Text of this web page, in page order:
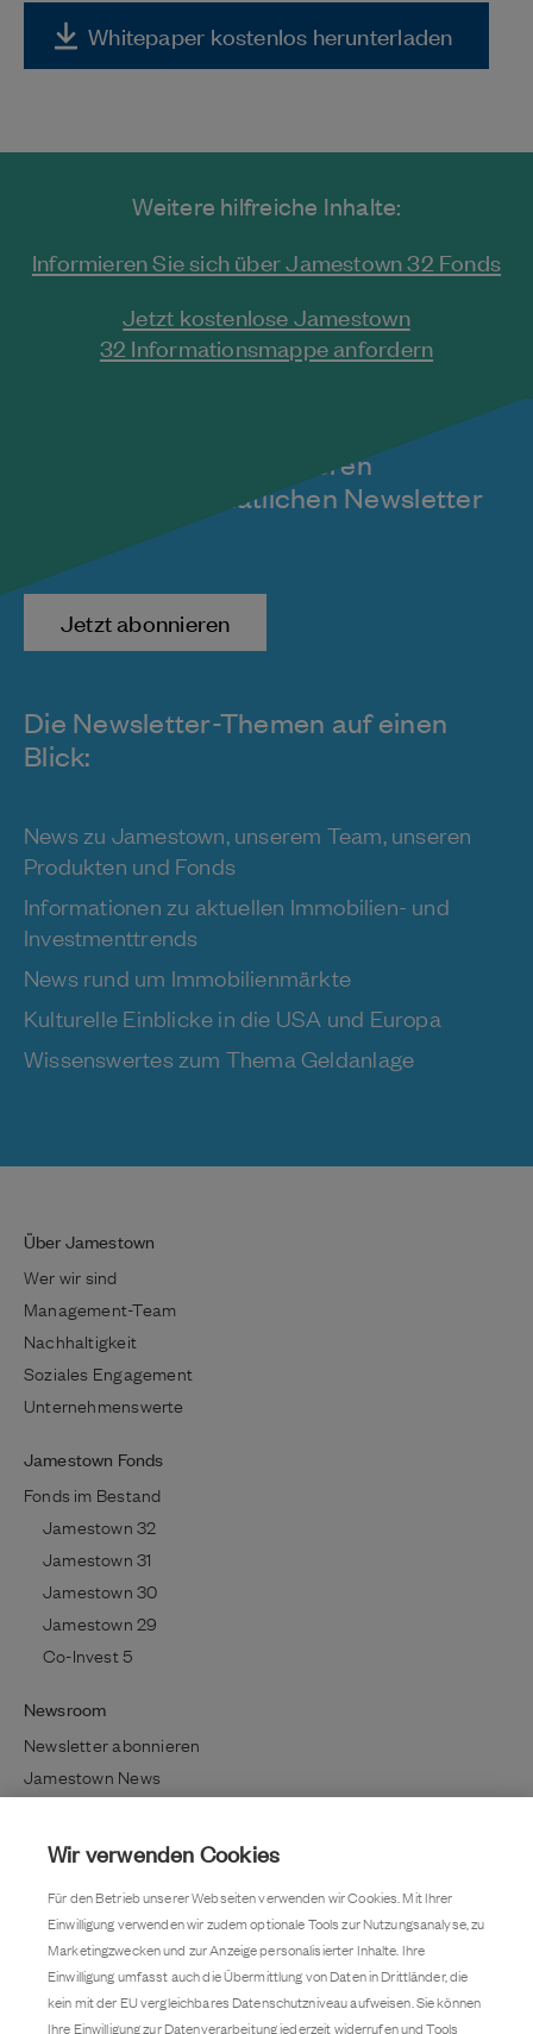
Whitepaper kostenlos herunterladen
Weitere hilfreiche Inhalte:
Informieren Sie sich über Jamestown 32 Fonds
Jetzt kostenlose Jamestown
32 Informationsmappe anfordern
Die Newsletter-Themen auf einen
Blick:
News zu Jamestown, unserem Team, unseren
Produkten und Fonds
Informationen zu aktuellen Immobilien- und
Investmenttrends
News rund um Immobilienmärkte
Kulturelle Einblicke in die USA und Europa
Wissenswertes zum Thema Geldanlage
Melden Sie sich für unseren
kostenlosen monatlichen Newsletter
Jetzt abonnieren
Über Jamestown
Wer wir sind
Management-Team
Nachhaltigkeit
Soziales Engagement
Unternehmenswerte
Jamestown Fonds
Fonds im Bestand
Jamestown 32
Jamestown 31
Jamestown 30
Jamestown 29
Co-Invest 5
Newsroom
Newsletter abonnieren
Jamestown News
Lifestyle / Kultur
Immobilientrends
Kundenmagazin
Pressemitteilung
Kontakt
Karriere
Wir verwenden Cookies
Für den Betrieb unserer Webseiten verwenden wir Cookies. Mit Ihrer
Einwilligung verwenden wir zudem optionale Tools zur Nutzungsanalyse, zu
Marketingzwecken und zur Anzeige personalisierter Inhalte. Ihre
Einwilligung umfasst auch die Übermittlung von Daten in Drittländer, die
kein mit der EU vergleichbares Datenschutzniveau aufweisen. Sie können
Ihre Einwilligung zur Datenverarbeitung jederzeit widerrufen und Tools